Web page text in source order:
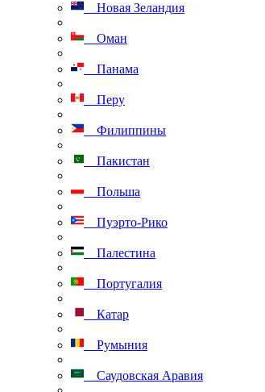
Новая Зеландия
Оман
Панама
Перу
Филиппины
Пакистан
Польша
Пуэрто-Рико
Палестина
Португалия
Катар
Румыния
Саудовская Аравия